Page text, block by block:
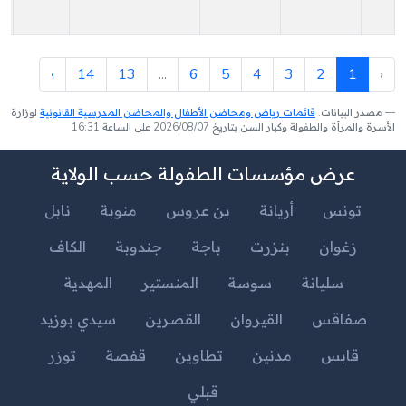
‹
1
2
3
4
5
6
...
13
14
›
مصدر البيانات: قائمات رياض ومحاضن الأطفال والمحاضن المدرسية القانونية لوزارة
الأسرة والمرأة والطفولة وكبار السن بتاريخ 2026/08/07 على الساعة 16:31
عرض مؤسسات الطفولة حسب الولاية
تونس أريانة بن عروس منوبة
نابل
زغوان
بنزرت باجة جندوبة
الكاف
سليانة
سوسة المنستير
المهدية
صفاقس
القيروان القصرين
سيدي بوزيد
قابس
مدنين تطاوين قفصة
توزر
قبلي